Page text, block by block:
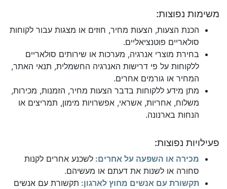
משימות נפוצות:
הכנת הצעות, הצעות מחיר, חוזים או מצגות עבור לקוחות
סולאריים פוטנציאליים.
בחירת מוצרי אנרגיה, מערכות או שירותים סולאריים
ללקוחות על פי דרישות האנרגיה החשמלית, תנאי האתר,
המחיר או גורמים אחרים.
מתן מידע ללקוחות בדבר הצעות מחיר, הזמנות, מכירות,
משלוח, אחריות, אשראי, אפשרויות מימון, תמריצים או
הנחות בארנונה.
פעילויות נפוצות:
מכירה או השפעה על אחרים: לשכנע אחרים לקנות
סחורה או לשנות את דעתם או מעשיהם.
תקשורת עם אנשים מחוץ לארגון: תקשורת עם אנשים